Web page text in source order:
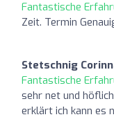
Fantastische
Zeit. Termin
Stetschnig
Fantastische
sehr net und
erklärt ich kann es